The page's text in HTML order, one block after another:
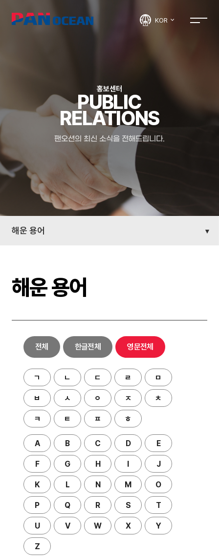
KOR
홍보센터
PUBLIC
RELATIONS
팬오션의 최신 소식을 전해드립니다.
해운 용어
해운 용어
전체 한글전체 영문전체
ㄱ ㄴ ㄷ ㄹ ㅁ
ㅂ ㅅ ㅇ ㅈ ㅊ
ㅋ ㅌ ㅍ ㅎ
A B C D E
F G H I J
K L N M O
P Q R S T
U V W X Y
Z